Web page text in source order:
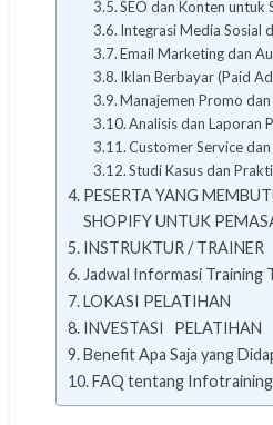
SEO dan Konten untuk
Integrasi Media Sosial
Email Marketing dan
Iklan Berbayar (Paid
Manajemen Promo
Analisis dan Laporan
Customer Service
Studi Kasus dan
PESERTA YANG
SHOPIFY UNTUK
INSTRUKTUR / TRAINER
Jadwal Informasi Training
LOKASI PELATIHAN
INVESTASI PELATIHAN
Benefit Apa Saja yang
FAQ tentang